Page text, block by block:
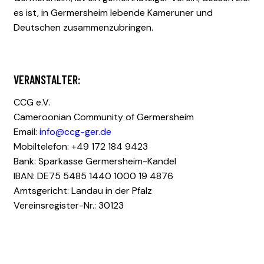
es ist, in Germersheim lebende Kameruner und
Deutschen zusammenzubringen.
VERANSTALTER:
CCG e.V.
Cameroonian Community of Germersheim
Email: info@ccg-ger.de
Mobiltelefon: +49 172 184 9423
Bank: Sparkasse Germersheim-Kandel
IBAN: DE75 5485 1440 1000 19 4876
Amtsgericht: Landau in der Pfalz
Vereinsregister-Nr.: 30123